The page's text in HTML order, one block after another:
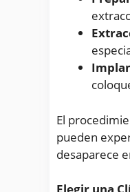
El
pueden
desaparece